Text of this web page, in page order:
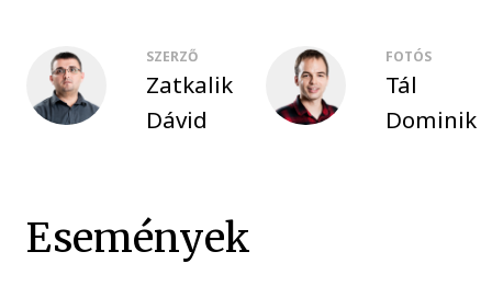
SZERZŐ
Zatkalik
Dávid
FOTÓS
Tál
Dominik
Események